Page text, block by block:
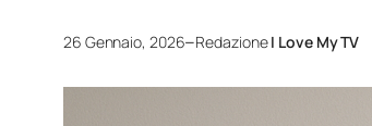
26 Gennaio, 2026–RedazioneI Love My TV